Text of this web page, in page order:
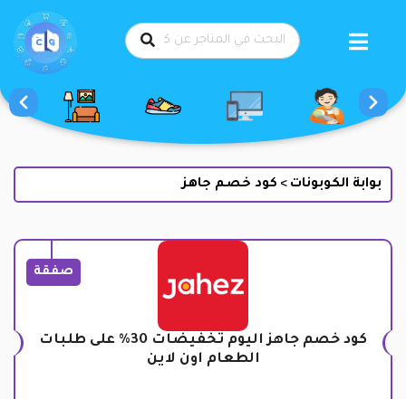
بوابة الكوبونات > كود خصم جاهز
صفقة
كود خصم جاهز اليوم تخفيضات 30% على طلبات
الطعام اون لاين